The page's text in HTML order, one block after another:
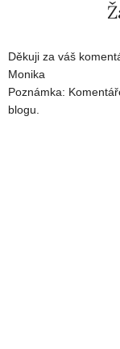
Děkuji za váš
Monika
Poznámka:
blogu.